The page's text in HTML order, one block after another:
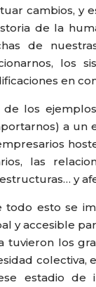
cambios, y
de la
de
los
en
de los
a un
las
y
todo esto se
y accesible
tuvieron los
colectiva,
estadio de